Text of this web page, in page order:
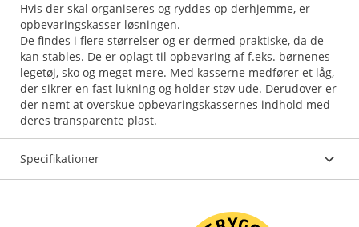
Hvis der skal organiseres og ryddes op derhjemme, er
opbevaringskasser løsningen.
De findes i flere størrelser og er dermed praktiske, da de
kan stables. De er oplagt til opbevaring af f.eks. børnenes
legetøj, sko og meget mere. Med kasserne medfører et låg,
der sikrer en fast lukning og holder støv ude. Derudover er
der nemt at overskue opbevaringskassernes indhold med
deres transparente plast.
Specifikationer